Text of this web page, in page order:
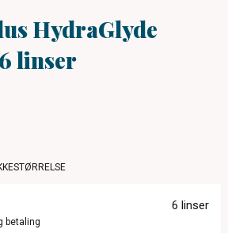
HydraGlyde
linser
6 linser
betaling